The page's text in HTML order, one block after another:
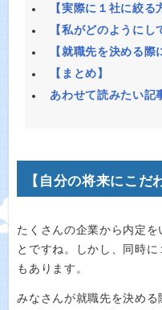
【実際に１社に絞る
【私がどのようにし
【就職先を決める際
【まとめ】
あわせて読みたい記
【自分の将来にこだ
たくさんの企業から内定
とですね。しかし、同時
もあります。
みなさんが就職先を決め